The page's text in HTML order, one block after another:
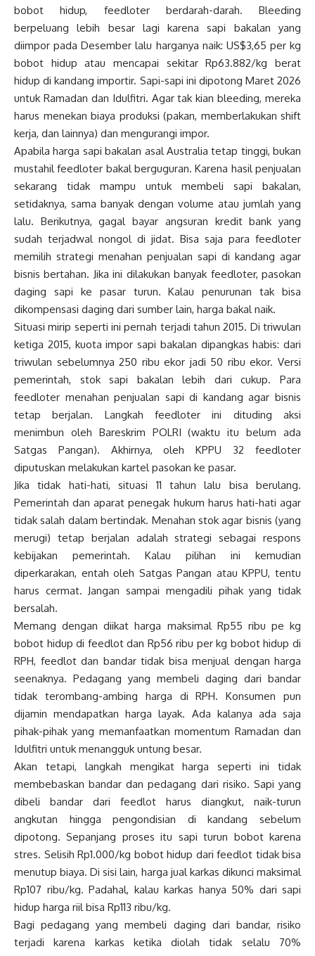
bobot hidup, feedloter berdarah-darah. Bleeding
berpeluang lebih besar lagi karena sapi bakalan yang
diimpor pada Desember lalu harganya naik: US$3,65 per kg
bobot hidup atau mencapai sekitar Rp63.882/kg berat
hidup di kandang importir. Sapi-sapi ini dipotong Maret 2026
untuk Ramadan dan Idulfitri. Agar tak kian bleeding, mereka
harus menekan biaya produksi (pakan, memberlakukan shift
kerja, dan lainnya) dan mengurangi impor.
Apabila harga sapi bakalan asal Australia tetap tinggi, bukan
mustahil feedloter bakal berguguran. Karena hasil penjualan
sekarang tidak mampu untuk membeli sapi bakalan,
setidaknya, sama banyak dengan volume atau jumlah yang
lalu. Berikutnya, gagal bayar angsuran kredit bank yang
sudah terjadwal nongol di jidat. Bisa saja para feedloter
memilih strategi menahan penjualan sapi di kandang agar
bisnis bertahan. Jika ini dilakukan banyak feedloter, pasokan
daging sapi ke pasar turun. Kalau penurunan tak bisa
dikompensasi daging dari sumber lain, harga bakal naik.
Situasi mirip seperti ini pernah terjadi tahun 2015. Di triwulan
ketiga 2015, kuota impor sapi bakalan dipangkas habis: dari
triwulan sebelumnya 250 ribu ekor jadi 50 ribu ekor. Versi
pemerintah, stok sapi bakalan lebih dari cukup. Para
feedloter menahan penjualan sapi di kandang agar bisnis
tetap berjalan. Langkah feedloter ini dituding aksi
menimbun oleh Bareskrim POLRI (waktu itu belum ada
Satgas Pangan). Akhirnya, oleh KPPU 32 feedloter
diputuskan melakukan kartel pasokan ke pasar.
Jika tidak hati-hati, situasi 11 tahun lalu bisa berulang.
Pemerintah dan aparat penegak hukum harus hati-hati agar
tidak salah dalam bertindak. Menahan stok agar bisnis (yang
merugi) tetap berjalan adalah strategi sebagai respons
kebijakan pemerintah. Kalau pilihan ini kemudian
diperkarakan, entah oleh Satgas Pangan atau KPPU, tentu
harus cermat. Jangan sampai mengadili pihak yang tidak
bersalah.
Memang dengan diikat harga maksimal Rp55 ribu pe kg
bobot hidup di feedlot dan Rp56 ribu per kg bobot hidup di
RPH, feedlot dan bandar tidak bisa menjual dengan harga
seenaknya. Pedagang yang membeli daging dari bandar
tidak terombang-ambing harga di RPH. Konsumen pun
dijamin mendapatkan harga layak. Ada kalanya ada saja
pihak-pihak yang memanfaatkan momentum Ramadan dan
Idulfitri untuk menangguk untung besar.
Akan tetapi, langkah mengikat harga seperti ini tidak
membebaskan bandar dan pedagang dari risiko. Sapi yang
dibeli bandar dari feedlot harus diangkut, naik-turun
angkutan hingga pengondisian di kandang sebelum
dipotong. Sepanjang proses itu sapi turun bobot karena
stres. Selisih Rp1.000/kg bobot hidup dari feedlot tidak bisa
menutup biaya. Di sisi lain, harga jual karkas dikunci maksimal
Rp107 ribu/kg. Padahal, kalau karkas hanya 50% dari sapi
hidup harga riil bisa Rp113 ribu/kg.
Bagi pedagang yang membeli daging dari bandar, risiko
terjadi karena karkas ketika diolah tidak selalu 70%